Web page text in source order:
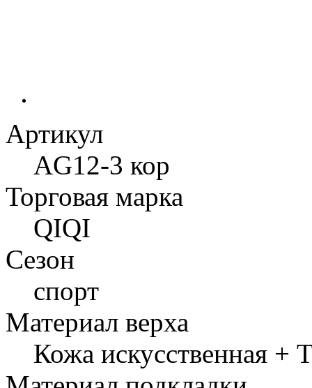
Артикул
AG12-3 кор
Торговая марка
QIQI
Сезон
спорт
Материал верха
Кожа искусственная +